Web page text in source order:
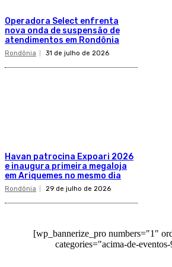
Operadora Select enfrenta
nova onda de suspensão de
atendimentos em Rondônia
Rondônia 31 de julho de 2026
Havan patrocina Expoari 2026
e inaugura primeira megaloja
em Ariquemes no mesmo dia
Rondônia 29 de julho de 2026
[wp_bannerize_pro numbers="1"
categories="acima-de-